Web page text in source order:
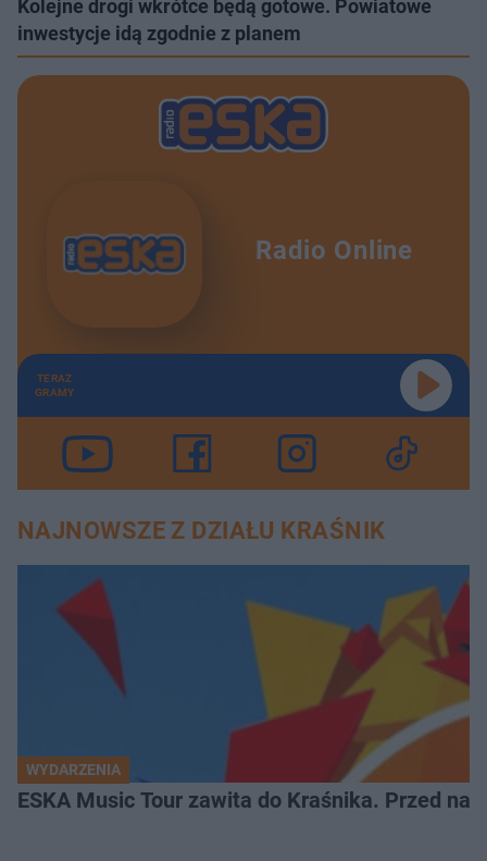
Kolejne drogi wkrótce będą gotowe. Powiatowe
inwestycje idą zgodnie z planem
Radio Online
TERAZ
GRAMY
NAJNOWSZE Z DZIAŁU KRAŚNIK
WYDARZENIA
ESKA Music Tour zawita do Kraśnika. Przed